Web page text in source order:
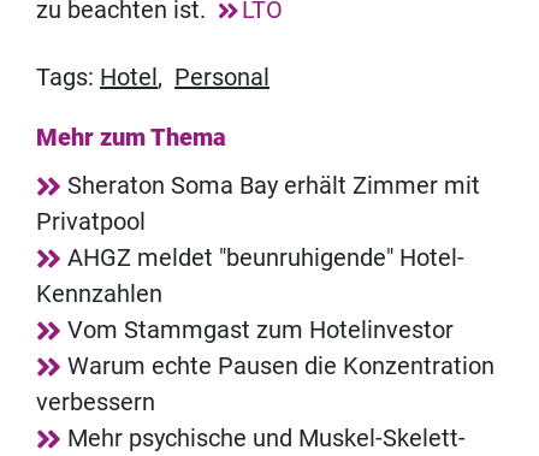
zu beachten ist.
LTO
Tags: Hotel , Personal
Mehr zum Thema
Sheraton Soma Bay erhält Zimmer mit
Privatpool
AHGZ meldet "beunruhigende" Hotel-
Kennzahlen
Vom Stammgast zum Hotelinvestor
Warum echte Pausen die Konzentration
verbessern
Mehr psychische und Muskel-Skelett-